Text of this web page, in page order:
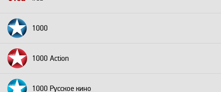
1000
1000 Action
1000 Русское кино